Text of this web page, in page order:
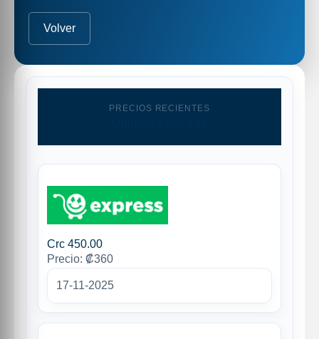
Volver
PRECIOS RECIENTES
Crc 450.00
Precio: ₡360
17-11-2025